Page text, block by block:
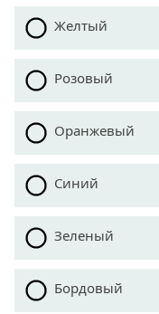
Желтый
Розовый
Оранжевый
Синий
Зеленый
Бордовый